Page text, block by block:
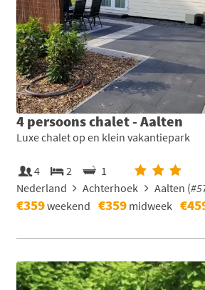
4 persoons chalet - Aalten
Luxe chalet op en klein vakantiepark
4 2
1
Nederland
Achterhoek Aalten (
€359weekend €359 midweek